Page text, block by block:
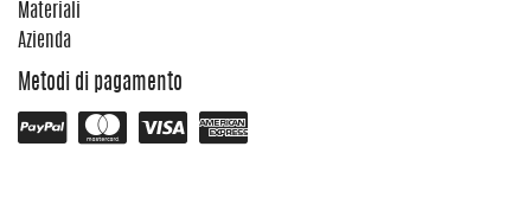
Materiali
Azienda
Metodi di pagamento